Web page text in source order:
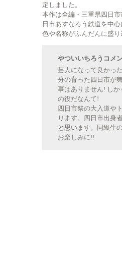
定しました。
本作は全編・三重県四日
日市あすなろう鉄道を中
色や名称がふんだんに盛り
やついいちろうコメ
芸人になって良かっ
分の育った四日市が
事はありません! し
の役だなんて!
四日市祭の大入道や
ります。四日市出身
と思います。同級生
お楽しみに!!